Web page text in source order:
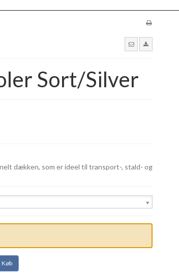
Sort/Silver
dækken, som er ideel til transport-, stald- og
Køb